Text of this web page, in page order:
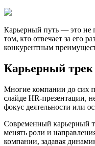
Карьерный путь — это не
том, кто отвечает за его
конкурентным
Карьерный трек
Многие компании до сих
слайде HR-презентации,
фокус деятельности или
Современный карьерный
менять роли и
компании, задавая